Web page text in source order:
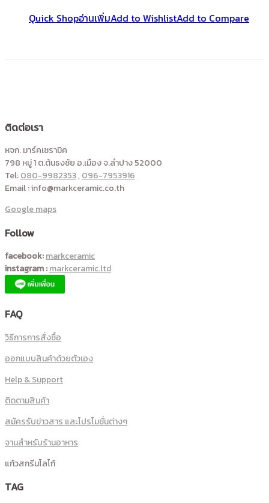
Quick Shopอ่านเพิ่มAdd to WishlistAdd to Compare
ติดต่อเรา
หจก. มาร์คเซรามิค
798 หมู่ 1 ต.ต้นธงชัย อ.เมือง จ.ลำปาง 52000
Tel:080-9982353,096-7953916
Email : info@markceramic.co.th
Google maps
Follow
facebook:markceramic
instagram :markceramic.ltd
FAQ
วิธีการการสั่งซื้อ
ออกแบบสินค้าด้วยตัวเอง
Help & Support
ติดตามสินค้า
สมัครรับข่าวสาร และโปรโมชั่นต่างๆ
จานสำหรับร้านอาหาร
แก้วสกรีนโลโก้
TAG